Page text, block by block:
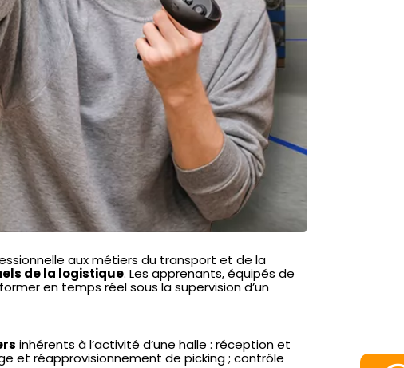
aux métiers du transport et de la
de la logistique. Les apprenants, équipés de
en temps réel sous la supervision d’un
inhérents à l’activité d’une halle : réception et
et réapprovisionnement de picking ; contrôle